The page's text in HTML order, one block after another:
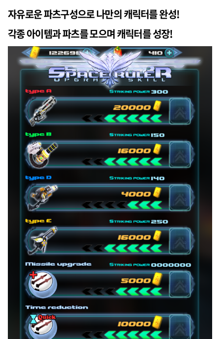
자유로운 파츠구성으로 나만의 캐릭터를 완성!
각종 아이템과 파츠를 모으며 캐릭터를 성장!